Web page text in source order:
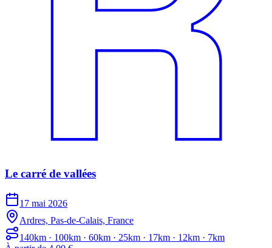
Le carré de vallées
17 mai 2026
Ardres, Pas-de-Calais, France
140km · 100km · 60km · 25km · 17km · 12km · 7km